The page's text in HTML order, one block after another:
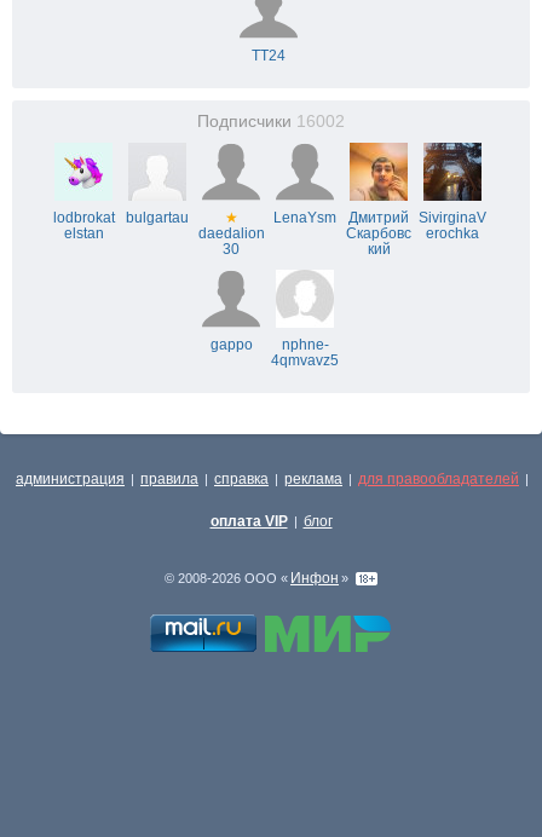
TT24
Подписчики 16002
lodbrokat
elstan
bulgartau
★
daedalion
30
LenaYsm
Дмитрий
Скарбовс
кий
SivirginaV
erochka
gappo
nphne-
4qmvavz5
администрация | правила | справка | реклама | для правообладателей |
оплата VIP | блог
© 2008-2026 ООО « Инфон »